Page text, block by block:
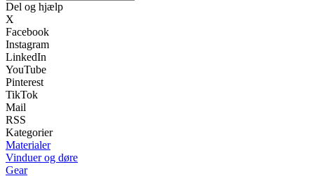
Del og hjælp
X
Facebook
Instagram
LinkedIn
YouTube
Pinterest
TikTok
Mail
RSS
Kategorier
Materialer
Vinduer og døre
Gear